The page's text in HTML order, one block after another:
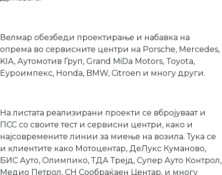
Велмар обезбеди проектирање и набавка на
опрема во сервисните центри на Porsche, Mercedes,
KIA, Аутомотив Груп, Grand MiDa Motors, Toyota,
Еуроимпекс, Honda, BMW, Citroen и многу други.
На листата реализирани проекти се вбројуваат и
ПСС со своите тест и сервисни центри, како и
најсовремените линии за миење на возила. Тука се
и клиентите како Мотоцентар, ДеЛукс Куманово,
БИС Ауто, Олимпико, ТДА Трејд, Супер Ауто Контрол,
Медио Петрол, СН Сообраќаен Центар, и многу